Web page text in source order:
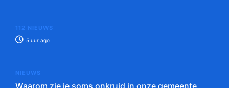
112 NIEUWS
5 uur ago
NIEUWS